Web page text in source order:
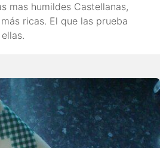
mas humildes Castellanas,
ricas. El que las prueba